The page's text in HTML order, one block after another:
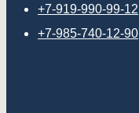
+7-919-990-99-12
+7-985-740-12-90